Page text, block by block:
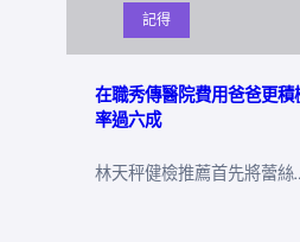
記得
在職秀傳醫院費用爸爸更
率過六成
林天秤健檢推薦首先將蕾絲